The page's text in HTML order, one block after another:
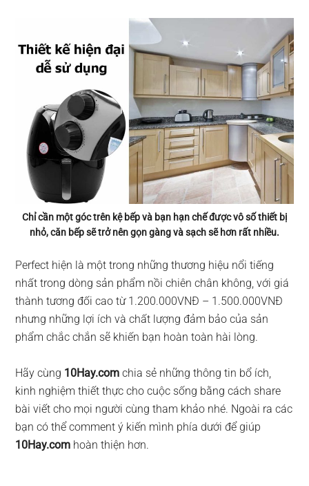
Chỉ cần một góc trên kệ bếp và bạn hạn chế được vô số thiết bị
nhỏ, căn bếp sẽ trở nên gọn gàng và sạch sẽ hơn rất nhiều.
Perfect hiện là một trong những thương hiệu nổi tiếng
nhất trong dòng sản phẩm nồi chiên chân không, với giá
thành tương đối cao từ 1.200.000VNĐ – 1.500.000VNĐ
nhưng những lợi ích và chất lượng đảm bảo của sản
phẩm chắc chắn sẽ khiến bạn hoàn toàn hài lòng.
Hãy cùng 10Hay.com chia sẻ những thông tin bổ ích,
kinh nghiệm thiết thực cho cuộc sống bằng cách share
bài viết cho mọi người cùng tham khảo nhé. Ngoài ra các
bạn có thể comment ý kiến mình phía dưới để giúp
10Hay.com hoàn thiện hơn.